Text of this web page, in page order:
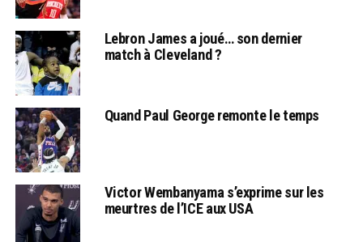
Lebron James a joué… son dernier
match à Cleveland ?
Quand Paul George remonte le temps
Victor Wembanyama s’exprime sur les
meurtres de l’ICE aux USA